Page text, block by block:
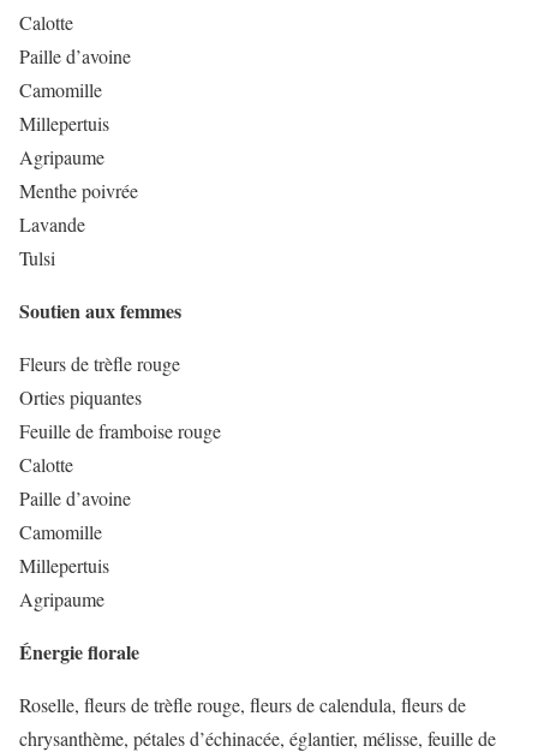
Calotte
Paille d’avoine
Camomille
Millepertuis
Agripaume
Menthe poivrée
Lavande
Tulsi
Soutien aux femmes
Fleurs de trèfle rouge
Orties piquantes
Feuille de framboise rouge
Calotte
Paille d’avoine
Camomille
Millepertuis
Agripaume
Énergie florale
Roselle, fleurs de trèfle rouge, fleurs de calendula, fleurs de
chrysanthème, pétales d’échinacée, églantier, mélisse, feuille de